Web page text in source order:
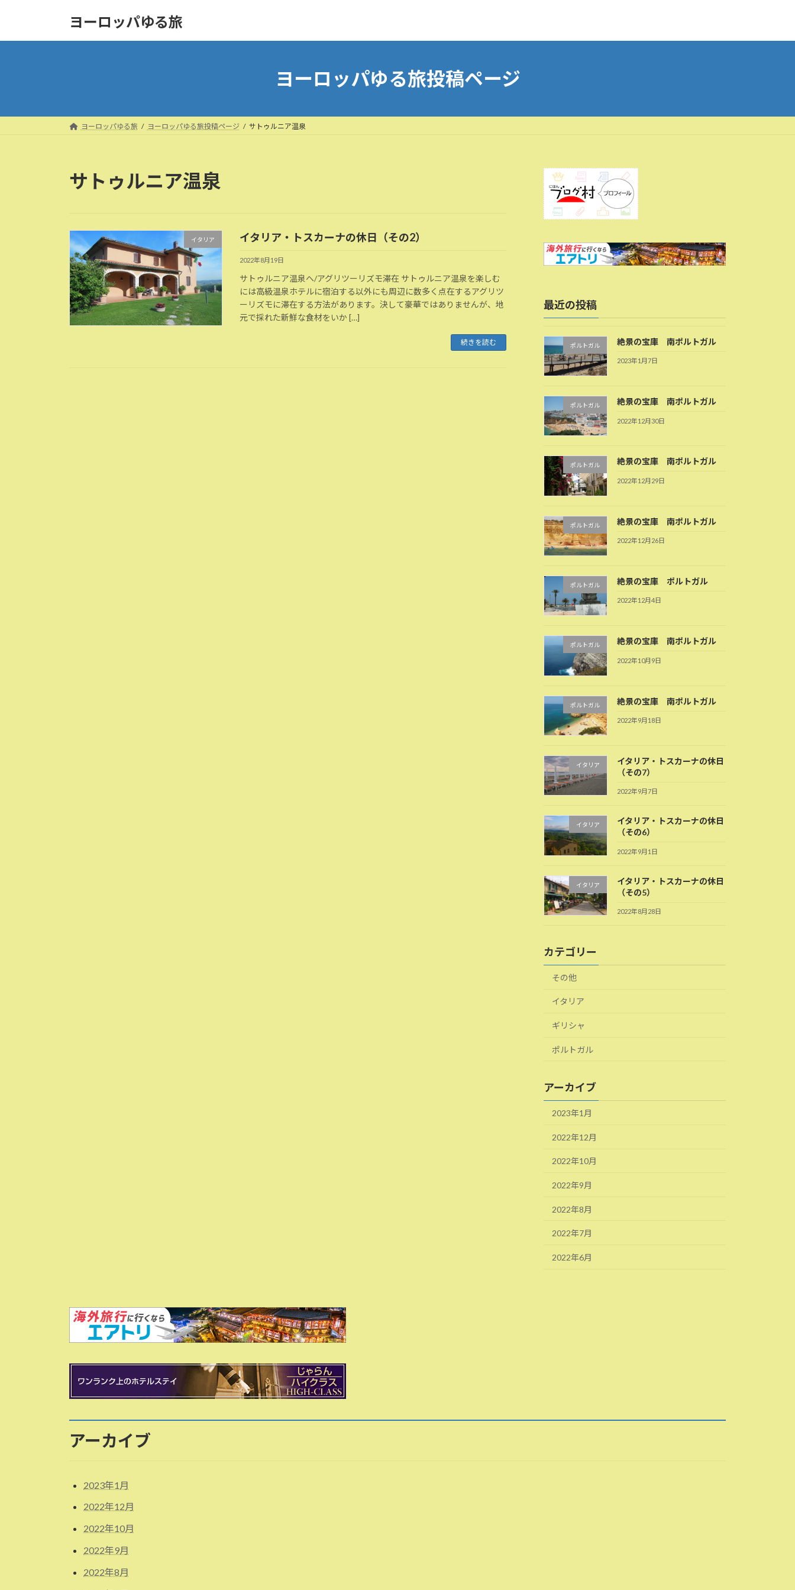
ッ
移
ヨーロッパゆる旅
ヨーロッパゆる旅投稿ページ
ヨーロッパゆる旅 ヨーロッパゆる旅投稿ページ サトゥルニア温泉
サトゥルニア温泉
イタリア イタリア・トスカーナの休日（その2）
2022年8月19日
サトゥルニア温泉へ/アグリツーリズモ滞在 サトゥルニア温泉を楽しむ
には高級温泉ホテルに宿泊する以外にも周辺に数多く点在するアグリツ
ーリズモに滞在する方法があります。決して豪華ではありませんが、地
元で採れた新鮮な食材をいか […]
続きを読む
最近の投稿
ポルトガル 絶景の宝庫 南ポルトガル
2023年1月7日
ポルトガル 絶景の宝庫 南ポルトガル
2022年12月30日
ポルトガル 絶景の宝庫 南ポルトガル
2022年12月29日
ポルトガル 絶景の宝庫 南ポルトガル
2022年12月26日
ポルトガル 絶景の宝庫 ポルトガル
2022年12月4日
ポルトガル 絶景の宝庫 南ポルトガル
2022年10月9日
ポルトガル 絶景の宝庫 南ポルトガル
2022年9月18日
イタリア
イタリア・トスカーナの休日
（その7）
2022年9月7日
イタリア
イタリア・トスカーナの休日
（その6）
2022年9月1日
イタリア
イタリア・トスカーナの休日
（その5）
2022年8月28日
カテゴリー
その他
イタリア
ギリシャ
ポルトガル
アーカイブ
2023年1月
2022年12月
2022年10月
2022年9月
2022年8月
2022年7月
2022年6月
アーカイブ
2023年1月
2022年12月
2022年10月
2022年9月
2022年8月